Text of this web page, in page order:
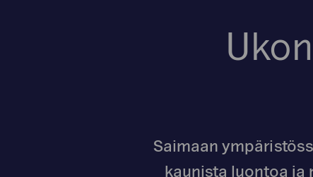
Saimaan
kaunista luontoa ja